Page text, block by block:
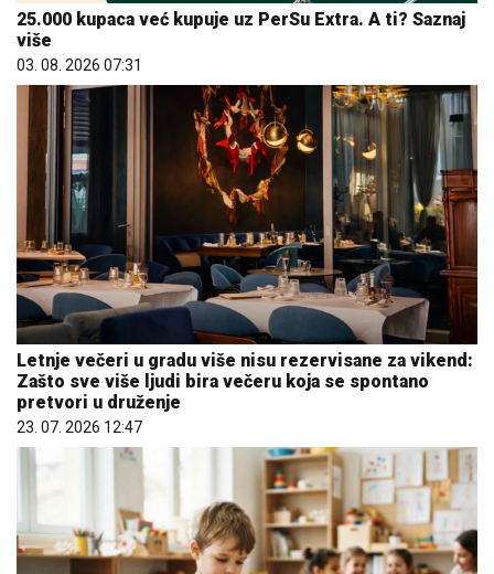
25.000 kupaca već kupuje uz PerSu Extra. A ti? Saznaj
više
03. 08. 2026 07:31
Letnje večeri u gradu više nisu rezervisane za vikend:
Zašto sve više ljudi bira večeru koja se spontano
pretvori u druženje
23. 07. 2026 12:47